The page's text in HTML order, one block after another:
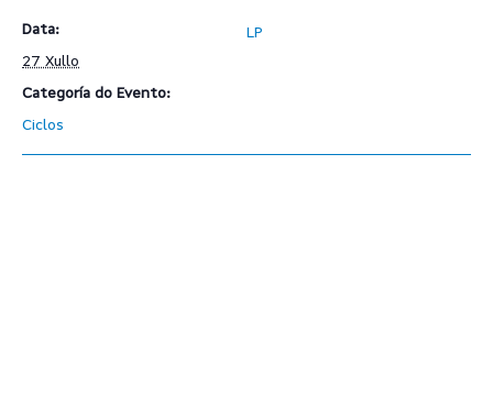
Data:
27 Xullo
Categoría do Evento:
Ciclos
LP